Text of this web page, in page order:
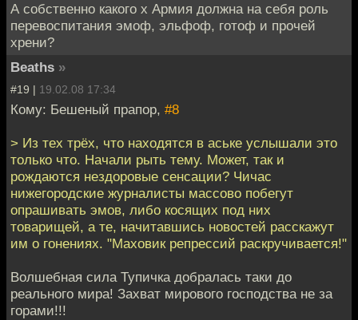
А собственно какого х Армия должна на себя роль
перевоспитания эмоф, эльфоф, готоф и прочей
хрени?
Beaths »
#19 | 19.02.08 17:34
Кому: Бешеный прапор, #8
> Из тех трёх, что находятся в аське услышали это
только что. Начали рыть тему. Может, так и
рождаются нездоровые сенсации? Чичас
нижегородские журналисты массово побегут
опрашивать эмов, либо косящих под них
товарищей, а те, начитавшись новостей расскажут
им о гонениях. "Маховик репрессий раскручивается!"
Волшебная сила Тупичка добралась таки до
реального мира! Захват мирового господства не за
горами!!!